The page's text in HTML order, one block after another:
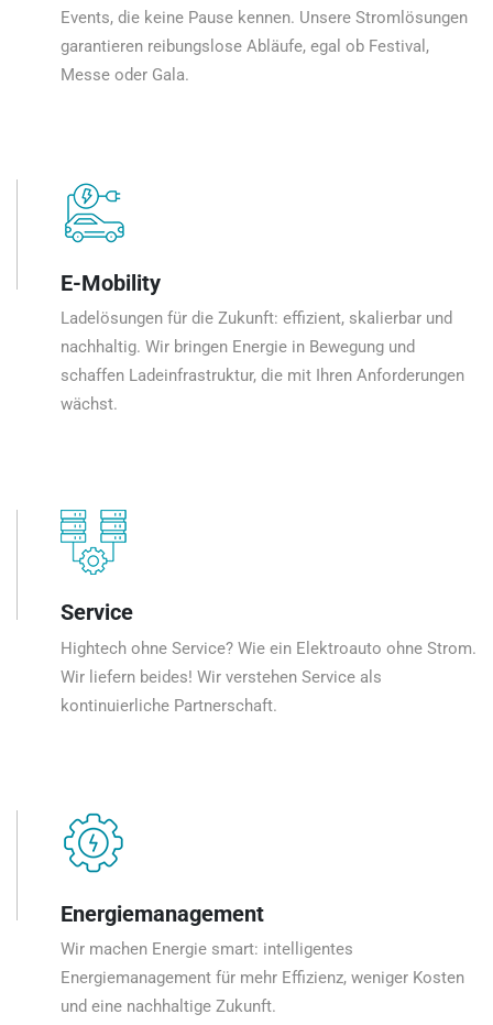
Events, die keine Pause kennen. Unsere Stromlösungen
garantieren reibungslose Abläufe, egal ob Festival,
Messe oder Gala.
E-Mobility
Ladelösungen für die Zukunft: effizient, skalierbar und
nachhaltig. Wir bringen Energie in Bewegung und
schaffen Ladeinfrastruktur, die mit Ihren Anforderungen
wächst.
Service
Hightech ohne Service? Wie ein Elektroauto ohne Strom.
Wir liefern beides! Wir verstehen Service als
kontinuierliche Partnerschaft.
Energiemanagement
Wir machen Energie smart: intelligentes
Energiemanagement für mehr Effizienz, weniger Kosten
und eine nachhaltige Zukunft.